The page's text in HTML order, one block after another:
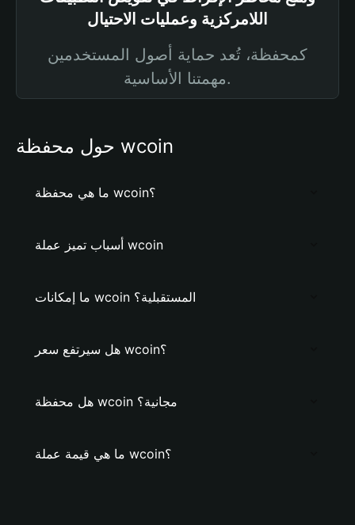
اللامركزية وعمليات الاحتيال
كمحفظة، تُعد حماية أصول المستخدمين
مهمتنا الأساسية.
حول محفظة wcoin
ما هي محفظة wcoin؟
أسباب تميز عملة wcoin
ما إمكانات wcoin المستقبلية؟
هل سيرتفع سعر wcoin؟
هل محفظة wcoin مجانية؟
ما هي قيمة عملة wcoin؟